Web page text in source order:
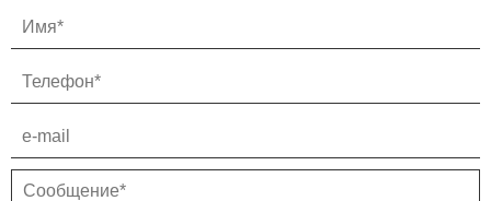
Коммунальные косилки
Распределитель комбинированный ПРС-4-6
Автомобильные прицепы